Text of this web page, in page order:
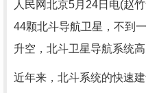
人民网北京5月24日电(赵
44颗北斗导航卫星，不到
升空，北斗卫星导航系统
近年来，北斗系统的快速